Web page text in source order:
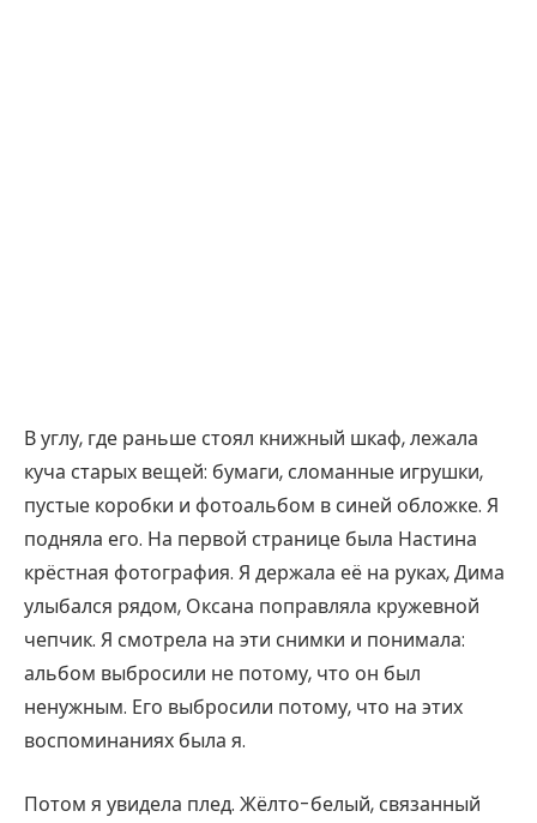
В углу, где раньше стоял книжный шкаф, лежала
куча старых вещей: бумаги, сломанные игрушки,
пустые коробки и фотоальбом в синей обложке. Я
подняла его. На первой странице была Настина
крёстная фотография. Я держала её на руках, Дима
улыбался рядом, Оксана поправляла кружевной
чепчик. Я смотрела на эти снимки и понимала:
альбом выбросили не потому, что он был
ненужным. Его выбросили потому, что на этих
воспоминаниях была я.
Потом я увидела плед. Жёлто-белый, связанный